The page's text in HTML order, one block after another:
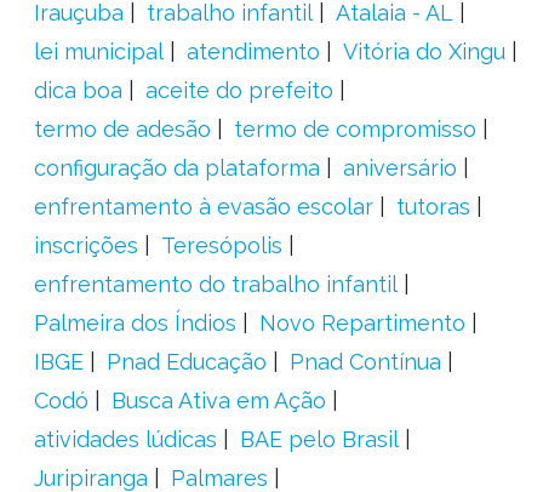
Irauçuba trabalho infantil
Atalaia - AL
lei municipal
atendimento
Vitória do Xingu
dica boa
aceite do prefeito
termo de adesão
termo de compromisso
configuração da plataforma
aniversário
enfrentamento à evasão escolar
tutoras
inscrições
Teresópolis
enfrentamento do trabalho infantil
Palmeira dos Índios
Novo Repartimento
IBGE
Pnad Educação
Pnad Contínua
Codó
Busca Ativa em Ação
atividades lúdicas
BAE pelo Brasil
Juripiranga
Palmares